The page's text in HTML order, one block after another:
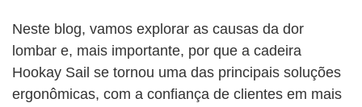
Neste blog, vamos explorar as causas da dor
lombar e, mais importante, por que a cadeira
Hookay Sail se tornou uma das principais soluções
ergonômicas, com a confiança de clientes em mais